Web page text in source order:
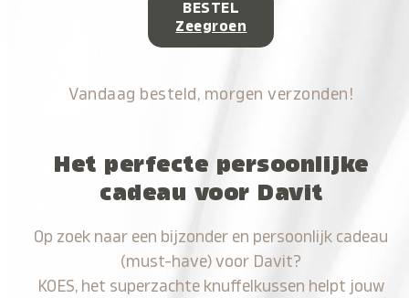
BESTEL
Zeegroen
Vandaag besteld, morgen verzonden!
Het perfecte persoonlijke
cadeau voor Davit
Op zoek naar een bijzonder en persoonlijk cadeau
(must-have) voor Davit?
KOES, het superzachte knuffelkussen helpt jouw